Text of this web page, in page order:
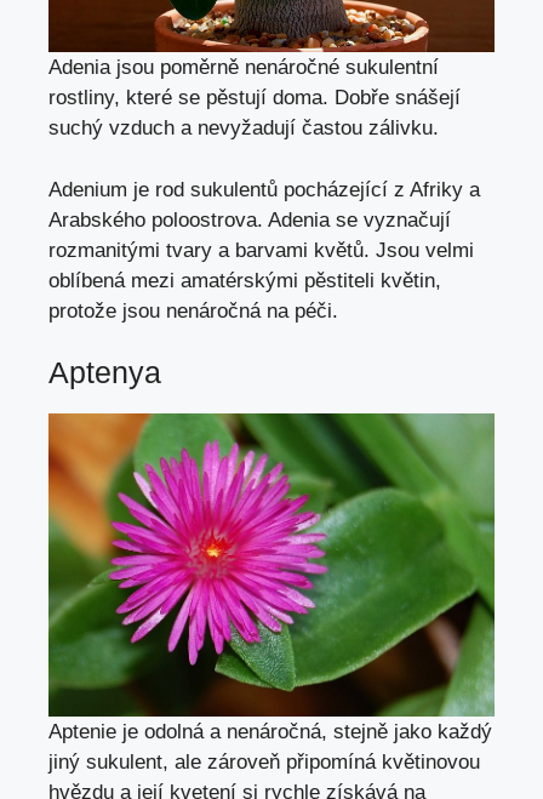
Adenia jsou poměrně nenáročné sukulentní
rostliny, které se pěstují doma. Dobře snášejí
suchý vzduch a nevyžadují častou zálivku.
Adenium je rod sukulentů pocházející z Afriky a
Arabského poloostrova. Adenia se vyznačují
rozmanitými tvary a barvami květů. Jsou velmi
oblíbená mezi amatérskými pěstiteli květin,
protože jsou nenáročná na péči.
Aptenya
Aptenie je odolná a nenáročná, stejně jako každý
jiný sukulent, ale zároveň připomíná květinovou
hvězdu a její kvetení si rychle získává na